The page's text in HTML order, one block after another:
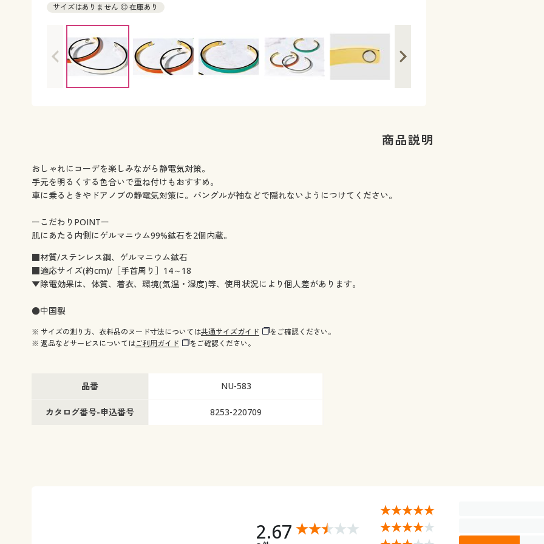
サイズはありません ◎ 在庫あり
商品説明
おしゃれにコーデを楽しみながら静電気対策。
手元を明るくする色合いで重ね付けもおすすめ。
車に乗るときやドアノブの静電気対策に。バングルが袖などで隠れないようにつけてください。
ーこだわりPOINTー
肌にあたる内側にゲルマニウム99%鉱石を2個内蔵。
■材質/ステンレス鋼、ゲルマニウム鉱石
■適応サイズ(約cm)/［手首周り］14～18
▼除電効果は、体質、着衣、環境(気温・湿度)等、使用状況により個人差があります。
●中国製
※ サイズの測り方、衣料品のヌード寸法については共通サイズガイド
をご確認ください。
※ 返品などサービスについてはご利用ガイド をご確認ください。
品番 NU-583
カタログ番号-申込番号 8253-220709
2.67